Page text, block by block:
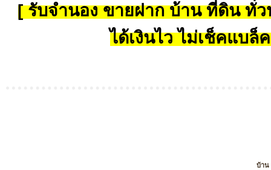
[ รับจำนอง ขายฝาก บ้าน ที่ดิน ทั่ว
ได้เงินไว ไม่เช็คแบล็
บ้าน